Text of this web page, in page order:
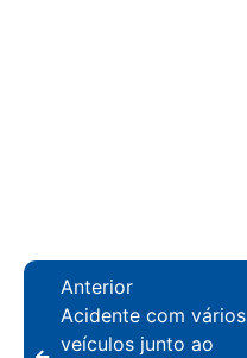
Anterior
Acidente com vários
veículos junto ao